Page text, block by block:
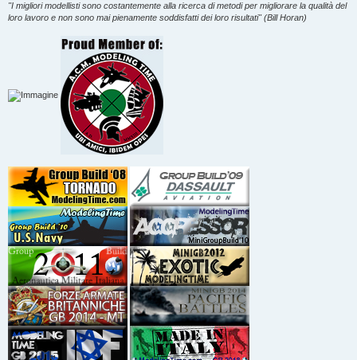
"I migliori modellisti sono costantemente alla ricerca di metodi per migliorare la qualità del
loro lavoro e non sono mai pienamente soddisfatti dei loro risultati" (Bill Horan)